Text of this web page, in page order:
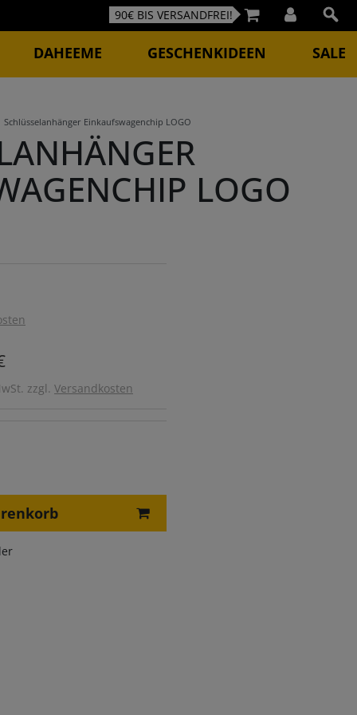
90€ BIS VERSANDFREI!
DAHEEME GESCHENKIDEEN SALE
Schlüsselanhänger Einkaufswagenchip LOGO
LOGO
zzgl. Versandkosten